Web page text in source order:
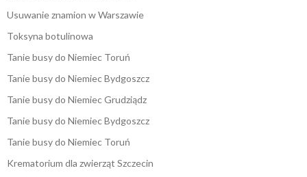
Usuwanie znamion w Warszawie
Toksyna botulinowa
Tanie busy do Niemiec Toruń
Tanie busy do Niemiec Bydgoszcz
Tanie busy do Niemiec Grudziądz
Tanie busy do Niemiec Bydgoszcz
Tanie busy do Niemiec Toruń
Krematorium dla zwierząt Szczecin